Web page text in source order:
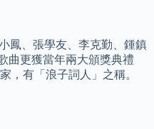
鳳、張學友、李克勤、鍾鎮
曲更獲當年兩大頒獎典禮
，有「浪子詞人」之稱。